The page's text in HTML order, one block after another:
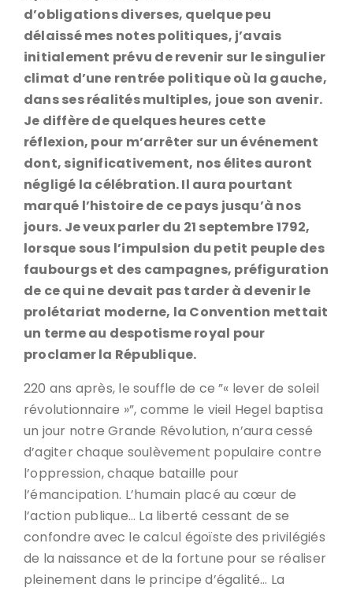
d’obligations diverses, quelque peu
délaissé mes notes politiques, j’avais
initialement prévu de revenir sur le singulier
climat d’une rentrée politique où la gauche,
dans ses réalités multiples, joue son avenir.
Je diffère de quelques heures cette
réflexion, pour m’arrêter sur un événement
dont, significativement, nos élites auront
négligé la célébration. Il aura pourtant
marqué l’histoire de ce pays jusqu’à nos
jours. Je veux parler du 21 septembre 1792,
lorsque sous l’impulsion du petit peuple des
faubourgs et des campagnes, préfiguration
de ce qui ne devait pas tarder à devenir le
prolétariat moderne, la Convention mettait
un terme au despotisme royal pour
proclamer la République.
220 ans après, le souffle de ce ”« lever de soleil
révolutionnaire »”, comme le vieil Hegel baptisa
un jour notre Grande Révolution, n’aura cessé
d’agiter chaque soulèvement populaire contre
l’oppression, chaque bataille pour
l’émancipation. L’humain placé au cœur de
l’action publique… La liberté cessant de se
confondre avec le calcul égoïste des privilégiés
de la naissance et de la fortune pour se réaliser
pleinement dans le principe d’égalité… La